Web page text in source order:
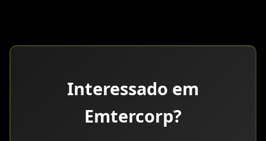
Interessado em
Emtercorp?